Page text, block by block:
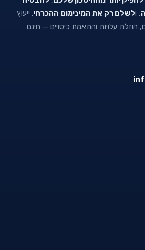
, ולשלם רק את המינימום ההכרחי. ייעוץ
הוזלת עלויות והתאמת כיסויים — חינם